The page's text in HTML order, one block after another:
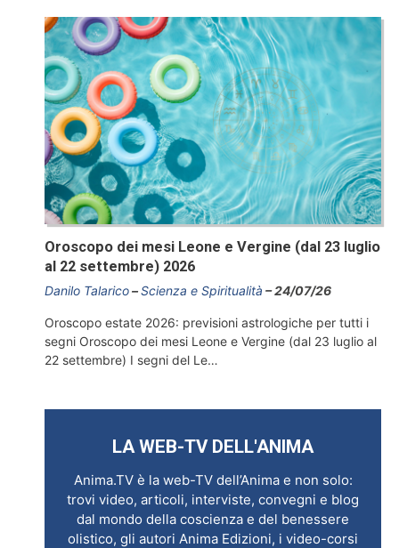
Oroscopo dei mesi Leone e Vergine (dal 23 luglio
al 22 settembre) 2026
Danilo Talarico Scienza e Spiritualità 24/07/26
Oroscopo estate 2026: previsioni astrologiche per tutti i
segni Oroscopo dei mesi Leone e Vergine (dal 23 luglio al
22 settembre) I segni del Le…
LA WEB-TV DELL'ANIMA
Anima.TV è la web-TV dell’Anima e non solo:
trovi video, articoli, interviste, convegni e blog
dal mondo della coscienza e del benessere
olistico, gli autori Anima Edizioni, i video-corsi